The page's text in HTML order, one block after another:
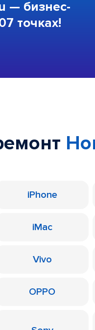
— бизнес-
точках!
iPhone
iMac
Vivo
OPPO